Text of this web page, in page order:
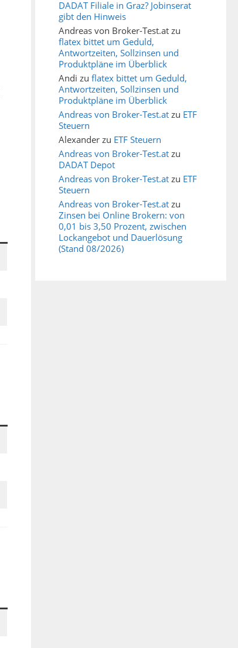
DADAT Filiale in Graz? Jobinserat
gibt den Hinweis
Andreas von Broker-Test.at zu
flatex bittet um Geduld,
Antwortzeiten, Sollzinsen und
Produktpläne im Überblick
Andi zu flatex bittet um Geduld,
Antwortzeiten, Sollzinsen und
Produktpläne im Überblick
Andreas von Broker-Test.at zu ETF
Steuern
Alexander zu ETF Steuern
Andreas von Broker-Test.at zu
DADAT Depot
Andreas von Broker-Test.at zu ETF
Steuern
Andreas von Broker-Test.at zu
Zinsen bei Online Brokern: von
0,01 bis 3,50 Prozent, zwischen
Lockangebot und Dauerlösung
(Stand 08/2026)